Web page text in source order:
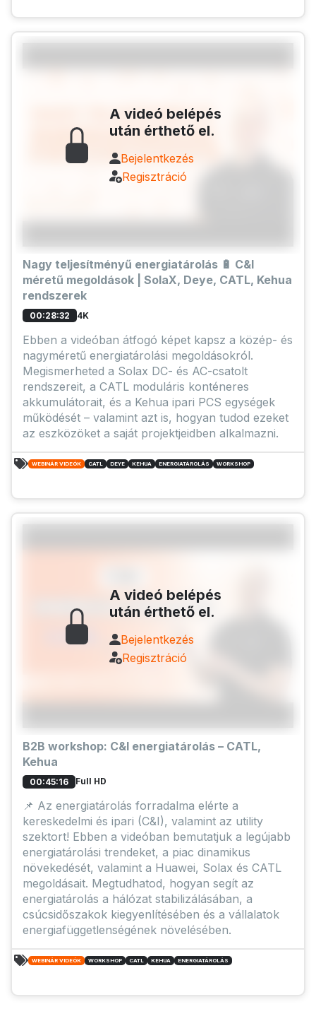
A videó belépés
után érthető el.
Bejelentkezés
Regisztráció
Nagy teljesítményű energiatárolás 🔋 C&I
méretű megoldások | SolaX, Deye, CATL, Kehua
rendszerek
00:28:32 4K
Ebben a videóban átfogó képet kapsz a közép- és
nagyméretű energiatárolási megoldásokról.
Megismerheted a Solax DC- és AC-csatolt
rendszereit, a CATL moduláris konténeres
akkumulátorait, és a Kehua ipari PCS egységek
működését – valamint azt is, hogyan tudod ezeket
az eszközöket a saját projektjeidben alkalmazni.
WEBINÁR VIDEÓK CATL DEYE KEHUA ENERGIATÁROLÁS WORKSHOP
A videó belépés
után érthető el.
Bejelentkezés
Regisztráció
B2B workshop: C&I energiatárolás – CATL,
Kehua
00:45:16 Full HD
📌 Az energiatárolás forradalma elérte a
kereskedelmi és ipari (C&I), valamint az utility
szektort! Ebben a videóban bemutatjuk a legújabb
energiatárolási trendeket, a piac dinamikus
növekedését, valamint a Huawei, Solax és CATL
megoldásait. Megtudhatod, hogyan segít az
energiatárolás a hálózat stabilizálásában, a
csúcsidőszakok kiegyenlítésében és a vállalatok
energiafüggetlenségének növelésében.
WEBINÁR VIDEÓK WORKSHOP CATL KEHUA ENERGIATÁROLÁS